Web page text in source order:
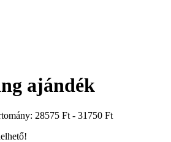
ajándék
28575 Ft - 31750 Ft